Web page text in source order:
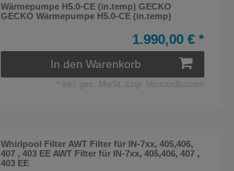
Wärmepumpe H5.0-CE (in.temp) GECKO
GECKO Wärmepumpe H5.0-CE (in.temp)
1.990,00 € *
In den Warenkorb
inkl. ges. MwSt. zzgl. Versandkosten
Whirlpool Filter AWT Filter für IN-7xx, 405,406,
407 , 403 EE AWT Filter für IN-7xx, 405,406, 407 ,
403 EE